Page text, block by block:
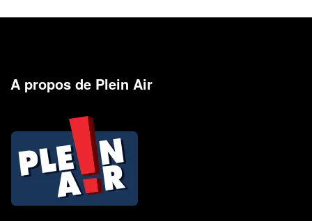
A propos de Plein Air